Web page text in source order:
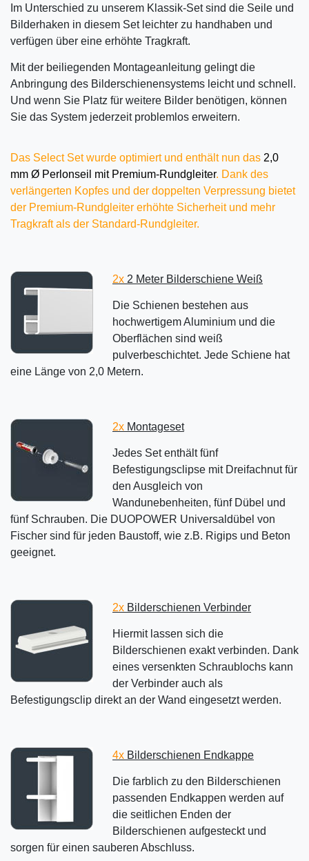
Im Unterschied zu unserem Klassik-Set sind die Seile und
Bilderhaken in diesem Set leichter zu handhaben und
verfügen über eine erhöhte Tragkraft.
Mit der beiliegenden Montageanleitung gelingt die
Anbringung des Bilderschienensystems leicht und schnell.
Und wenn Sie Platz für weitere Bilder benötigen, können
Sie das System jederzeit problemlos erweitern.
Das Select Set wurde optimiert und enthält nun das 2,0
mm Ø Perlonseil mit Premium-Rundgleiter. Dank des
verlängerten Kopfes und der doppelten Verpressung bietet
der Premium-Rundgleiter erhöhte Sicherheit und mehr
Tragkraft als der Standard-Rundgleiter.
2x 2 Meter Bilderschiene Weiß
Die Schienen bestehen aus
hochwertigem Aluminium und die
Oberflächen sind weiß
pulverbeschichtet. Jede Schiene hat
eine Länge von 2,0 Metern.
2x Montageset
Jedes Set enthält fünf
Befestigungsclipse mit Dreifachnut für
den Ausgleich von
Wandunebenheiten, fünf Dübel und
fünf Schrauben. Die DUOPOWER Universaldübel von
Fischer sind für jeden Baustoff, wie z.B. Rigips und Beton
geeignet.
2x Bilderschienen Verbinder
Hiermit lassen sich die
Bilderschienen exakt verbinden. Dank
eines versenkten Schraublochs kann
der Verbinder auch als
Befestigungsclip direkt an der Wand eingesetzt werden.
4x Bilderschienen Endkappe
Die farblich zu den Bilderschienen
passenden Endkappen werden auf
die seitlichen Enden der
Bilderschienen aufgesteckt und
sorgen für einen sauberen Abschluss.